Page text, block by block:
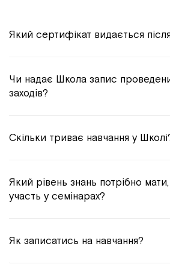
Який сертифікат видається
Чи надає Школа запис
заходів?
Скільки триває навчання у
Який рівень знань потрібно
участь у семінарах?
Як записатись на навчання?